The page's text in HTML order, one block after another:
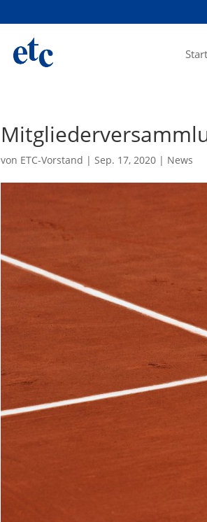
von ETC-Vorstand |Sep. 17, 2020 | News